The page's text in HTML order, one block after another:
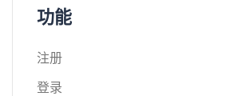
功能
注册
登录